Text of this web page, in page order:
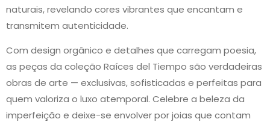
naturais, revelando cores vibrantes que encantam e
transmitem autenticidade.
Com design orgânico e detalhes que carregam poesia,
as peças da coleção Raíces del Tiempo são verdadeiras
obras de arte — exclusivas, sofisticadas e perfeitas para
quem valoriza o luxo atemporal. Celebre a beleza da
imperfeição e deixe-se envolver por joias que contam